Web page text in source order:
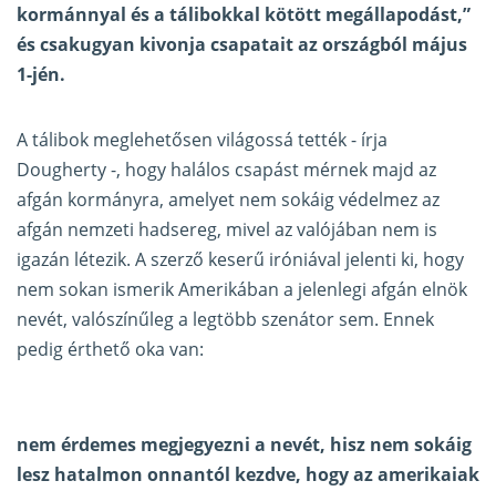
kormánnyal és a tálibokkal kötött megállapodást,”
és csakugyan kivonja csapatait az országból május
1-jén.
A tálibok meglehetősen világossá tették - írja
Dougherty -, hogy halálos csapást mérnek majd az
afgán kormányra, amelyet nem sokáig védelmez az
afgán nemzeti hadsereg, mivel az valójában nem is
igazán létezik. A szerző keserű iróniával jelenti ki, hogy
nem sokan ismerik Amerikában a jelenlegi afgán elnök
nevét, valószínűleg a legtöbb szenátor sem. Ennek
pedig érthető oka van:
nem érdemes megjegyezni a nevét, hisz nem sokáig
lesz hatalmon onnantól kezdve, hogy az amerikaiak